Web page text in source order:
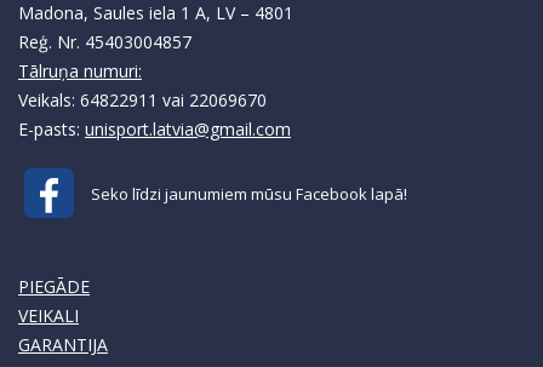
Madona, Saules iela 1 A, LV – 4801
Reģ. Nr. 45403004857
Tālruņa numuri:
Veikals: 64822911 vai 22069670
E-pasts: unisport.latvia@gmail.com
Seko līdzi jaunumiem mūsu Facebook lapā!
PIEGĀDE
VEIKALI
GARANTIJA